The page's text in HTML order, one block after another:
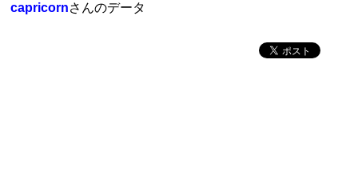
capricornさんのデータ